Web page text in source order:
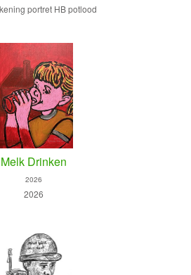
portret HB potlood
Melk Drinken
2026
2026